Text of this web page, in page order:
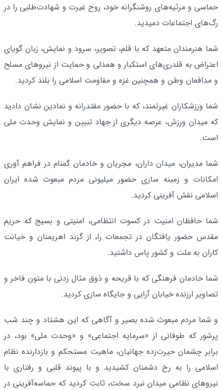
حماسی و مرثیه‌های روشنگرانه خود، روح غیرت و شهادت‌طلبی را در
رگ‌های اجتماعات دمیدید.
شما هنرمندان متعهد که با قلم، تصویر، سرود و نمایش، زبان گویای
اعتراض به قلدری‌های استکبار و همدلی و حمایت از نیروهای مسلح
و مدافعان وطن و همچنین غزه و مقاومت اسلامی را بلند کردید.
شما ورزشکاران غیرتمند، که با حضور مقتدرانه و نمادین نشان دادید
که میدان ورزش، عرصه دیگری از جهاد تبیین و نمایش وحدت ملی
است.
شما مدیران، میدان داران، مجریان و خادمان گمنام در فراهم آوری
امکانات و زمینه سازی حضور میلیونی مردم مبعوث شده ایران
اسلامی نقش آفرینی کردید.
شما حافظان امنیت در کسوت انتظامی، امنیتی و بسیج که حریم
مقدس حضور یافتگان در تجمعات را، از گزند اهریمنان و خیانت
کاران به ملت و کشور پاس داشتید.
شما خادمان فرهنگی که با قریحه و ذوق مثال زدنی با متون فاخر و
تصاویر ارزنده خیابان آرایی و جایگاه سازی کردید.
و شما مردم مبعوث شده بصیر و آگاهی که این هشتاد و چند شب
پرشور که طوفانی از «سرمایه اجتماعی» و «وحدت ملی» بود، در
برابر چشمان حیرت‌زده جهانیان، ماهیت مستحکم و بازدارنده نظام
اسلامی را به رخ دشمنان کشیدید و با پیوند قلبی و رفتاری با
نیروهای نظامی میدان نبرد سخت، ثابت کردید که حماسه‌آفرینی در